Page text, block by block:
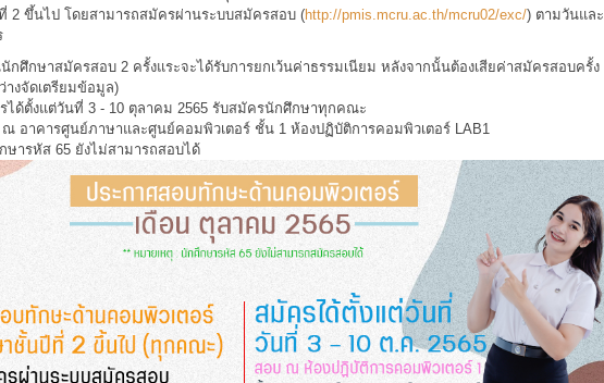
2 ขึ้นไป โดยสามารถสมัครผ่านระบบสมัครสอบ (http://pmis.mcru.ac.th/mcru02/exc/) ตามวันและ
กศึกษาสมัครสอบ 2 ครั้งแระจะได้รับการยกเว้นค่าธรรมเนียม หลังจากนั้นต้องเสียค่าสมัครสอบครั้ง
างจัดเตรียมข้อมูล)
ได้ตั้งแต่วันที่ 3 - 10 ตุลาคม 2565 รับสมัครนักศึกษาทุกคณะ
อาคารศูนย์ภาษาและศูนย์คอมพิวเตอร์ ชั้น 1 ห้องปฏิบัติการคอมพิวเตอร์ LAB1
ษารหัส 65 ยังไม่สามารถสอบได้